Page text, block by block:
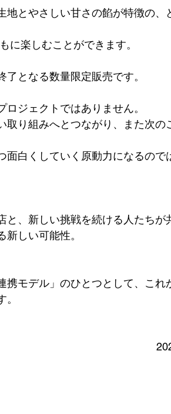
とやさしい甘さの餡が特徴の、
に楽しむことができます。
となる数量限定販売です。
ジェクトではありません。
取り組みへとつながり、また次の
白くしていく原動力になるので
、新しい挑戦を続ける人たちが
しい可能性。
モデル」のひとつとして、これ